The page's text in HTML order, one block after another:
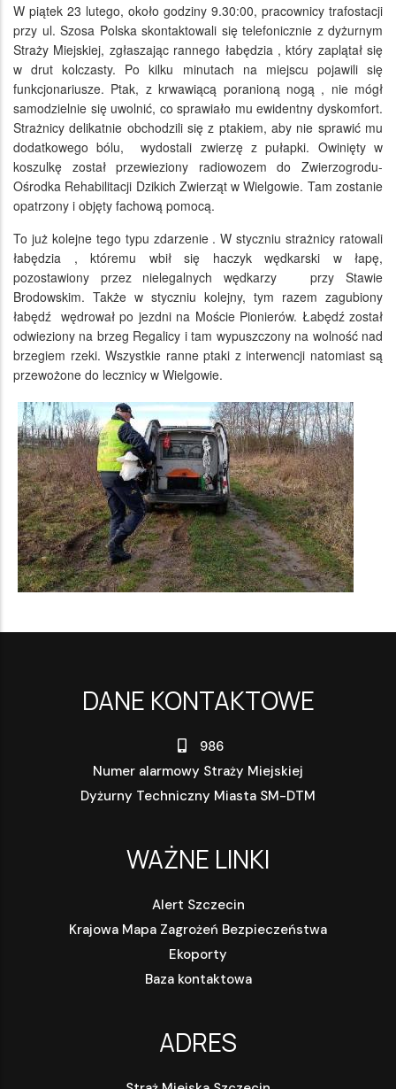
W piątek 23 lutego, około godziny 9.30:00, pracownicy trafostacji
przy ul. Szosa Polska skontaktowali się telefonicznie z dyżurnym
Straży Miejskiej, zgłaszając rannego łabędzia , który zaplątał się
w drut kolczasty. Po kilku minutach na miejscu pojawili się
funkcjonariusze. Ptak, z krwawiącą poranioną nogą , nie mógł
samodzielnie się uwolnić, co sprawiało mu ewidentny dyskomfort.
Strażnicy delikatnie obchodzili się z ptakiem, aby nie sprawić mu
dodatkowego bólu, wydostali zwierzę z pułapki. Owinięty w
koszulkę został przewieziony radiowozem do Zwierzogrodu-
Ośrodka Rehabilitacji Dzikich Zwierząt w Wielgowie. Tam zostanie
opatrzony i objęty fachową pomocą.
To już kolejne tego typu zdarzenie . W styczniu strażnicy ratowali
łabędzia , któremu wbił się haczyk wędkarski w łapę,
pozostawiony przez nielegalnych wędkarzy przy Stawie
Brodowskim. Także w styczniu kolejny, tym razem zagubiony
łabędź wędrował po jezdni na Moście Pionierów. Łabędź został
odwieziony na brzeg Regalicy i tam wypuszczony na wolność nad
brzegiem rzeki. Wszystkie ranne ptaki z interwencji natomiast są
przewożone do lecznicy w Wielgowie.
DANE KONTAKTOWE
986
Numer alarmowy Straży Miejskiej
Dyżurny Techniczny Miasta SM-DTM
WAŻNE LINKI
Alert Szczecin
Krajowa Mapa Zagrożeń Bezpieczeństwa
Ekoporty
Baza kontaktowa
ADRES